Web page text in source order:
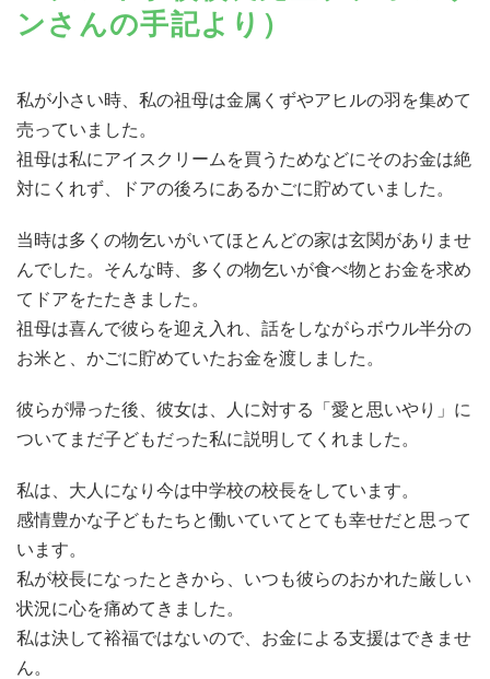
寄付する
ンさんの手記より）
私が小さい時、私の祖母は金属くずやアヒルの羽を集めて
売っていました。
祖母は私にアイスクリームを買うためなどにそのお金は絶
対にくれず、ドアの後ろにあるかごに貯めていました。
当時は多くの物乞いがいてほとんどの家は玄関がありませ
んでした。そんな時、多くの物乞いが食べ物とお金を求め
てドアをたたきました。
祖母は喜んで彼らを迎え入れ、話をしながらボウル半分の
お米と、かごに貯めていたお金を渡しました。
彼らが帰った後、彼女は、人に対する「愛と思いやり」に
ついてまだ子どもだった私に説明してくれました。
私は、大人になり今は中学校の校長をしています。
感情豊かな子どもたちと働いていてとても幸せだと思って
います。
私が校長になったときから、いつも彼らのおかれた厳しい
状況に心を痛めてきました。
私は決して裕福ではないので、お金による支援はできませ
ん。